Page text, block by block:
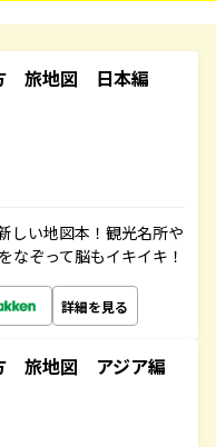
旅地図 日本編
しい地図本！観光名所や
なぞって脳もイキイキ！
詳細を見る
旅地図 アジア編